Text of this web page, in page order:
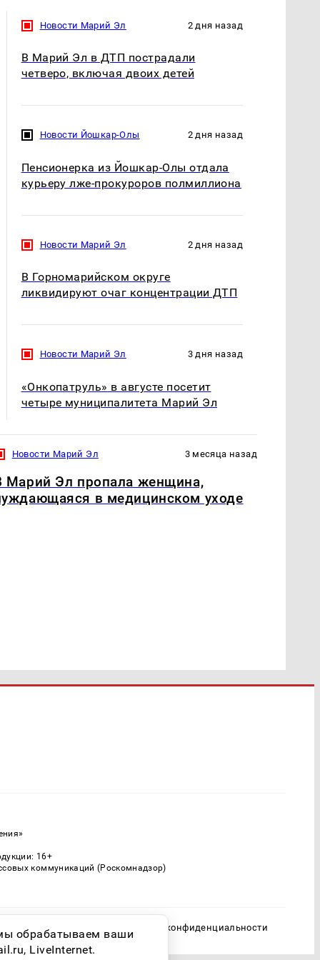
Новости Марий Эл 2 дня назад
В Марий Эл в ДТП пострадали
четверо, включая двоих детей
Новости Йошкар-Олы 2 дня назад
Пенсионерка из Йошкар-Олы отдала
курьеру лже-прокуроров полмиллиона
Новости Марий Эл 2 дня назад
В Горномарийском округе
ликвидируют очаг концентрации ДТП
Новости Марий Эл 3 дня назад
«Онкопатруль» в августе посетит
четыре муниципалитета Марий Эл
Новости Марий Эл 3 месяца назад
Марий Эл пропала женщина,
в медицинском уходе
16+
коммуникаций (Роскомнадзор)
Политика конфиденциальности
обрабатываем ваши
LiveInternet.